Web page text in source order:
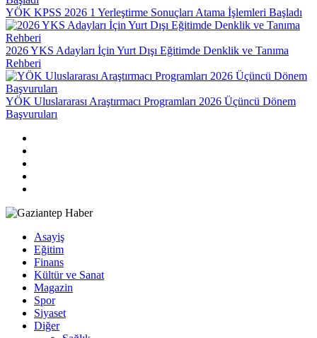
YÖK KPSS 2026 1 Yerleştirme Sonuçları Atama İşlemleri Başladı
2026 YKS Adayları İçin Yurt Dışı Eğitimde Denklik ve Tanıma
Rehberi
YÖK Uluslararası Araştırmacı Programları 2026 Üçüncü Dönem
Başvuruları
Asayiş
Eğitim
Finans
Kültür ve Sanat
Magazin
Spor
Siyaset
Diğer